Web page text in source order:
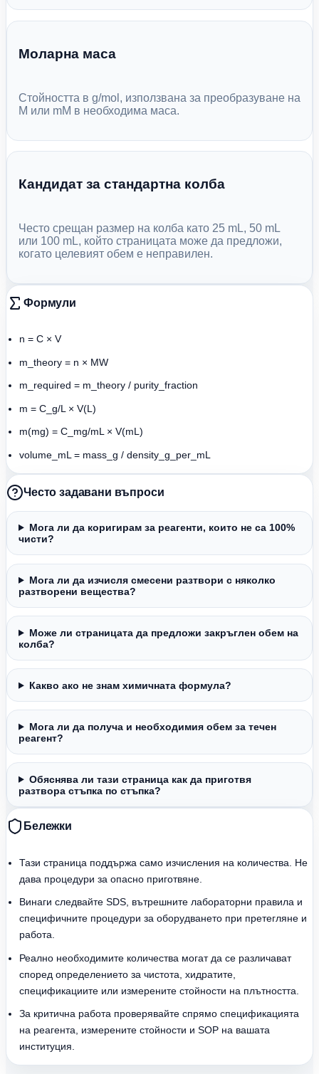
Моларна маса
Стойността в g/mol, използвана за преобразуване на
M или mM в необходима маса.
Кандидат за стандартна колба
Често срещан размер на колба като 25 mL, 50 mL
или 100 mL, който страницата може да предложи,
когато целевият обем е неправилен.
Формули
n = C × V
m_theory = n × MW
m_required = m_theory / purity_fraction
m = C_g/L × V(L)
m(mg) = C_mg/mL × V(mL)
volume_mL = mass_g / density_g_per_mL
Често задавани въпроси
Мога ли да коригирам за реагенти, които не са 100%
чисти?
Мога ли да изчисля смесени разтвори с няколко
разтворени вещества?
Може ли страницата да предложи закръглен обем на
колба?
Какво ако не знам химичната формула?
Мога ли да получа и необходимия обем за течен
реагент?
Обяснява ли тази страница как да приготвя
разтвора стъпка по стъпка?
Бележки
Тази страница поддържа само изчисления на количества. Не
дава процедури за опасно приготвяне.
Винаги следвайте SDS, вътрешните лабораторни правила и
специфичните процедури за оборудването при претегляне и
работа.
Реално необходимите количества могат да се различават
според определението за чистота, хидратите,
спецификациите или измерените стойности на плътността.
За критична работа проверявайте спрямо спецификацията
на реагента, измерените стойности и SOP на вашата
институция.